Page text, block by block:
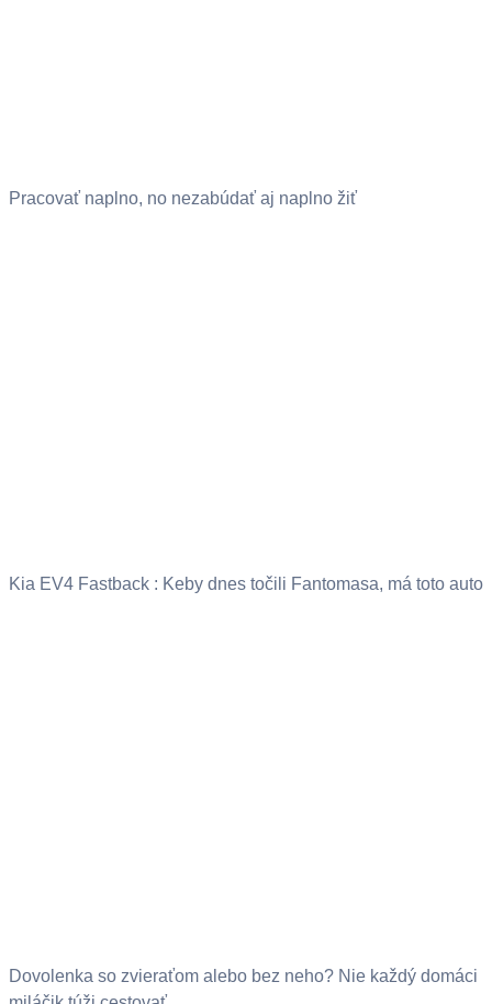
Pracovať naplno, no nezabúdať aj naplno žiť
Kia EV4 Fastback : Keby dnes točili Fantomasa, má toto auto
Dovolenka so zvieraťom alebo bez neho? Nie každý domáci